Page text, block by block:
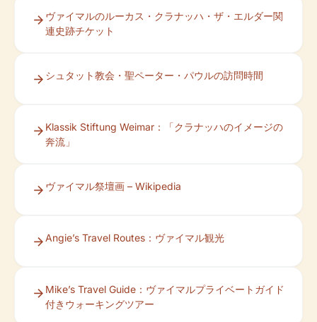
ヴァイマルのルーカス・クラナッハ・ザ・エルダー関
連史跡チケット
シュタット教会・聖ペーター・パウルの訪問時間
Klassik Stiftung Weimar：「クラナッハのイメージの
奔流」
ヴァイマル祭壇画 – Wikipedia
Angie’s Travel Routes：ヴァイマル観光
Mike’s Travel Guide：ヴァイマルプライベートガイド
付きウォーキングツアー